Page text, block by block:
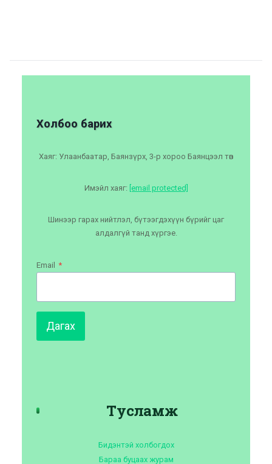
Холбоо барих
Хаяг: Улаанбаатар, Баянзүрх, 3-р хороо Баянцээл төв
Имэйл хаяг: [email protected]
Шинээр гарах нийтлэл, бүтээгдэхүүн бүрийг цаг
алдалгүй танд хүргэе.
Email *
Дагах
Тусламж
Бидэнтэй холбогдох
Бараа буцаах журам